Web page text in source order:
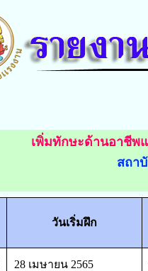
เพิ่มทักษะด้านอาชีพ
สถา
วันเริ่มฝึก
28 เมษายน 2565